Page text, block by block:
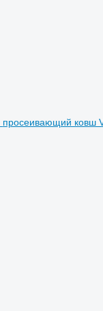
просеивающий ковш